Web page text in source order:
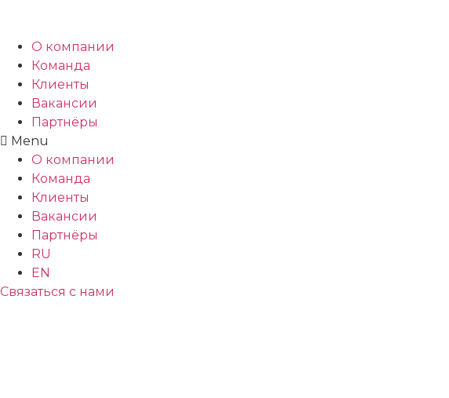
О компании
Команда
Клиенты
Вакансии
Партнёры
Menu
О компании
Команда
Клиенты
Вакансии
Партнёры
RU
EN
Связаться с нами